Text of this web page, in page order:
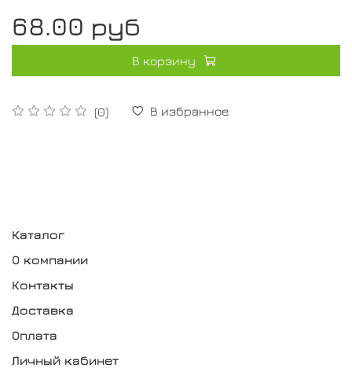
(0) В избранное
68.00 руб
В корзину
Каталог
О компании
Контакты
Доставка
Оплата
Личный кабинет